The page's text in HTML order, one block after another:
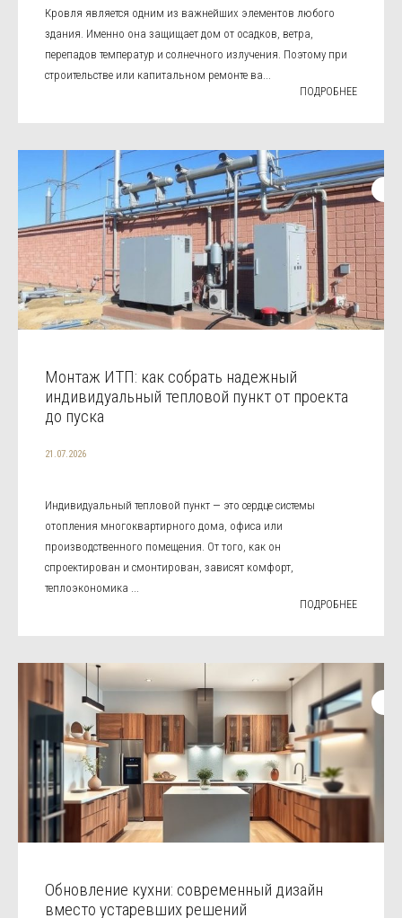
Кровля является одним из важнейших элементов любого
здания. Именно она защищает дом от осадков, ветра,
перепадов температур и солнечного излучения. Поэтому при
строительстве или капитальном ремонте ва...
ПОДРОБНЕЕ
Монтаж ИТП: как собрать надежный
индивидуальный тепловой пункт от проекта
до пуска
21.07.2026
Индивидуальный тепловой пункт — это сердце системы
отопления многоквартирного дома, офиса или
производственного помещения. От того, как он
спроектирован и смонтирован, зависят комфорт,
теплоэкономика ...
ПОДРОБНЕЕ
Обновление кухни: современный дизайн
вместо устаревших решений